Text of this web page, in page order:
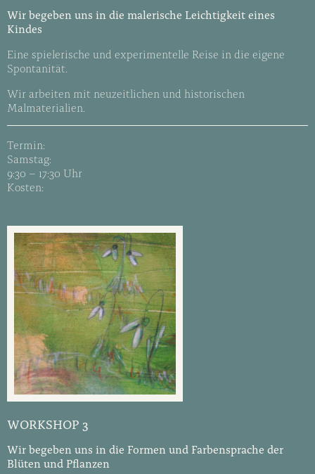
Wir begeben uns in die malerische Leichtigkeit eines
Kindes
Eine spielerische und experimentelle Reise in die eigene
Spontanität.
Wir arbeiten mit neuzeitlichen und historischen
Malmaterialien.
Termin:
Samstag:
9:30 – 17:30 Uhr
Kosten:
WORKSHOP 3
Wir begeben uns in die Formen und Farbensprache der
Blüten und Pflanzen